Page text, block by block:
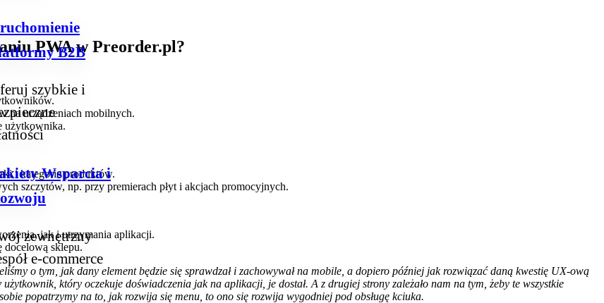
B2B
szybkie i
Wsparcia i
zewnętrzny
e‑commerce
PWA w Preorder.pl?
na urządzeniach mobilnych.
użytkownika.
i kategorie produktów.
szczytów, np. przy premierach płyt i akcjach promocyjnych.
jak i utrzymania aplikacji.
docelową sklepu.
o tym, jak dany element będzie się sprawdzał i zachowywał na mobile, a dopiero później jak rozwiązać daną kwestię UX-ową
który oczekuje doświadczenia jak na aplikacji, je dostał. A z drugiej strony zależało nam na tym, żeby te wszystkie
popatrzymy na to, jak rozwija się menu, to ono się rozwija wygodniej pod obsługę kciuka.